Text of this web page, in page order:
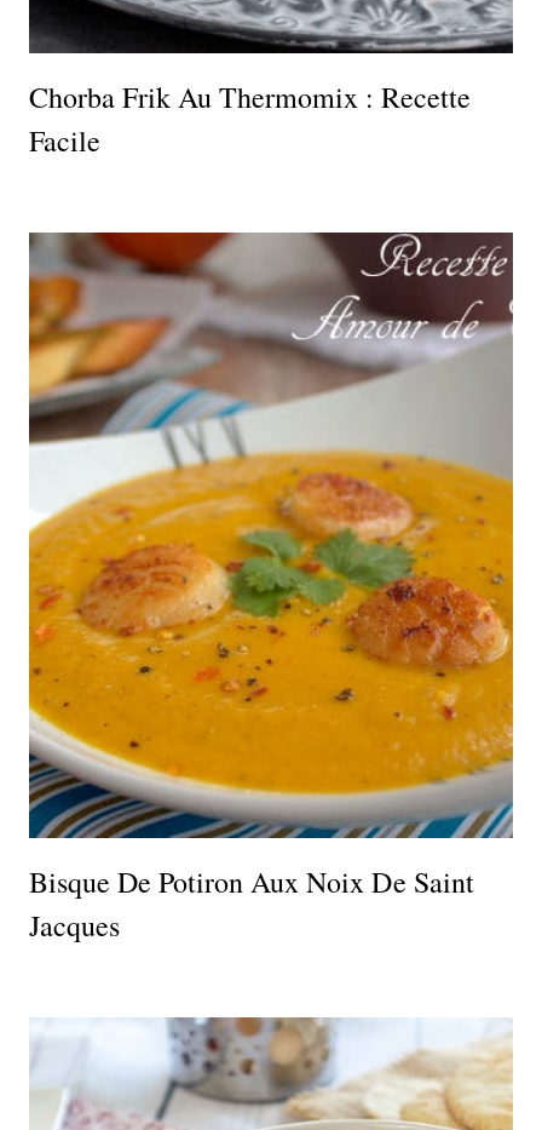
Chorba Frik Au Thermomix : Recette
Facile
Bisque De Potiron Aux Noix De Saint
Jacques